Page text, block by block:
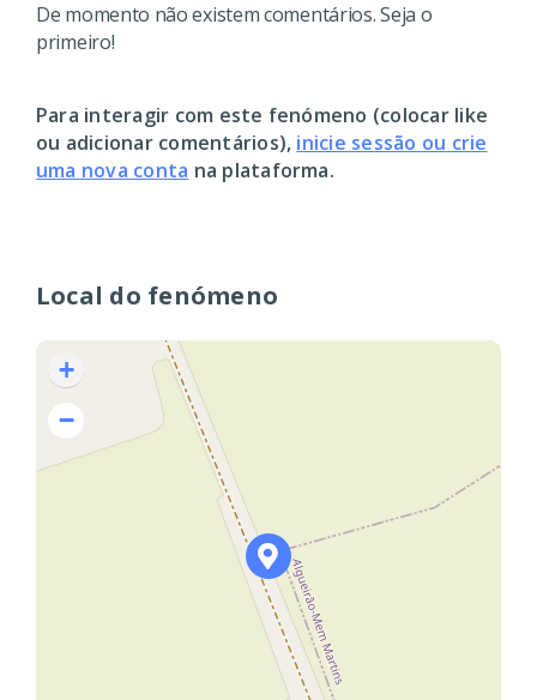
Local do fenómeno
+
−
De momento não existem comentários. Seja o
primeiro!
Para interagir com este fenómeno (colocar like
ou adicionar comentários), inicie sessão ou crie
uma nova conta na plataforma.